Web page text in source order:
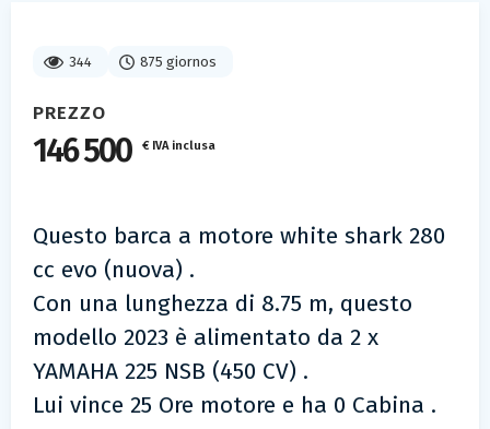
344 875 giornos
PREZZO
146 500 € IVA inclusa
Questo barca a motore white shark 280
cc evo (nuova) .
Con una lunghezza di 8.75 m, questo
modello 2023 è alimentato da 2 x
YAMAHA 225 NSB (450 CV) .
Lui vince 25 Ore motore e ha 0 Cabina .